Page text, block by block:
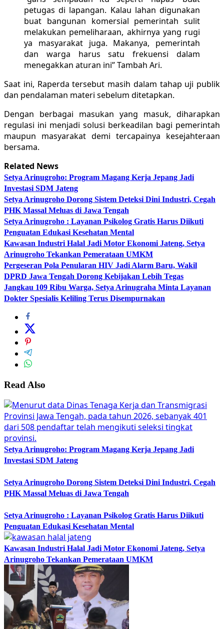
petugas di lapangan. Kalau lahan digunakan
buat bangunan komersial pemerintah sulit
melakukan pemeliharaan, akhirnya yang rugi
ya masyarakat juga. Makanya, pemerintah
dan warga harus satu frekuensi dalam
menegakkan aturan ini” Tambah Ari.
Saat ini, Raperda tersebut masih dalam tahap uji publik
dan pendalaman materi sebelum ditetapkan.
Dengan berbagai masukan yang masuk, diharapkan
regulasi ini menjadi solusi berkeadilan bagi pemerintah
maupun masyarakat demi tercapainya kesejahteraan
bersama.
Related News
Setya Arinugroho: Program Magang Kerja Jepang Jadi
Investasi SDM Jateng
Setya Arinugroho Dorong Sistem Deteksi Dini Industri, Cegah
PHK Massal Meluas di Jawa Tengah
Setya Arinugroho : Layanan Psikolog Gratis Harus Diikuti
Penguatan Edukasi Kesehatan Mental
Kawasan Industri Halal Jadi Motor Ekonomi Jateng, Setya
Arinugroho Tekankan Pemerataan UMKM
Pergeseran Pola Penularan HIV Jadi Alarm Baru, Wakil
DPRD Jawa Tengah Dorong Kebijakan Lebih Tegas
Jangkau 109 Ribu Warga, Setya Arinugraha Minta Layanan
Dokter Spesialis Keliling Terus Disempurnakan
Read Also
Setya Arinugroho: Program Magang Kerja Jepang Jadi
Investasi SDM Jateng
Setya Arinugroho Dorong Sistem Deteksi Dini Industri, Cegah
PHK Massal Meluas di Jawa Tengah
Setya Arinugroho : Layanan Psikolog Gratis Harus Diikuti
Penguatan Edukasi Kesehatan Mental
Kawasan Industri Halal Jadi Motor Ekonomi Jateng, Setya
Arinugroho Tekankan Pemerataan UMKM